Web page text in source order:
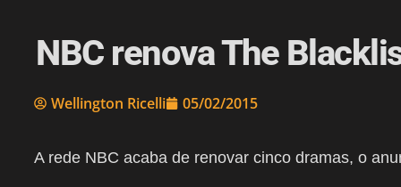
NBC renova The
Wellington Ricelli 05/02/2015
A rede NBC acaba de renovar cinco dramas, o